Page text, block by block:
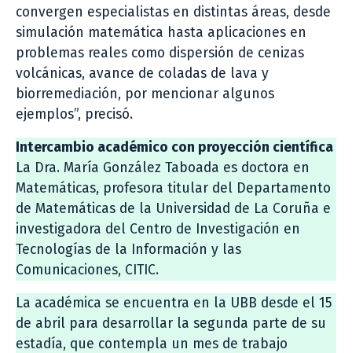
convergen especialistas en distintas áreas, desde
simulación matemática hasta aplicaciones en
problemas reales como dispersión de cenizas
volcánicas, avance de coladas de lava y
biorremediación, por mencionar algunos
ejemplos”, precisó.
Intercambio académico con proyección científica
La Dra. María González Taboada es doctora en
Matemáticas, profesora titular del Departamento
de Matemáticas de la Universidad de La Coruña e
investigadora del Centro de Investigación en
Tecnologías de la Información y las
Comunicaciones, CITIC.
La académica se encuentra en la UBB desde el 15
de abril para desarrollar la segunda parte de su
estadía, que contempla un mes de trabajo